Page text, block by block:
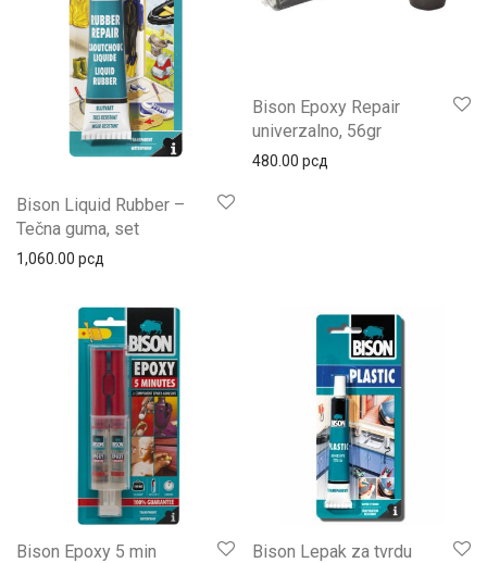
Bison Liquid Rubber –
Tečna guma, set
1,060.00 рсд
Bison Epoxy Repair
univerzalno, 56gr
480.00 рсд
Bison Epoxy 5 min
Bison Lepak za tvrdu